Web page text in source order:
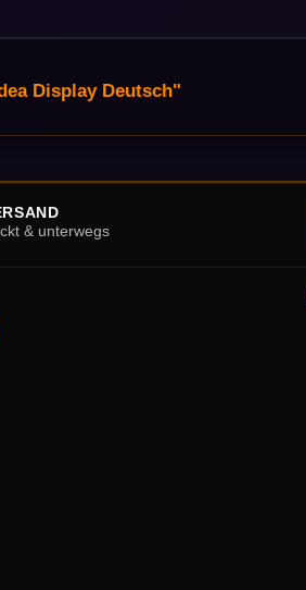
Display Deutsch"
& unterwegs